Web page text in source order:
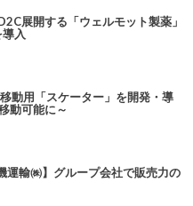
展開する「ウェルモット製薬」
入
動用「スケーター」を開発・導
動可能に～
運輸㈱】グループ会社で販売力の